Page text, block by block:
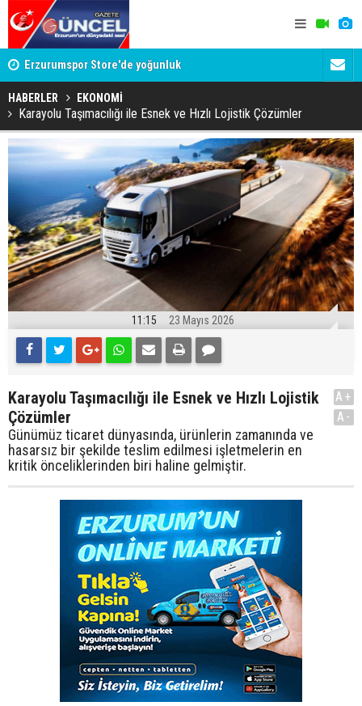
Erzurumspor Store'de yoğunluk Adalet
HABERLER EKONOMİ
Karayolu Taşımacılığı ile Esnek ve Hızlı Lojistik Çözümler
11:15 23 Mayıs 2026
Karayolu Taşımacılığı ile Esnek ve Hızlı Lojistik
Çözümler
Günümüz ticaret dünyasında, ürünlerin zamanında ve
hasarsız bir şekilde teslim edilmesi işletmelerin en
kritik önceliklerinden biri haline gelmiştir.
A+
A-